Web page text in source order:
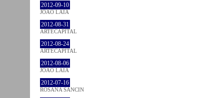
2012-09-10
JOÃO LAIA
2012-08-31
ARTECAPITAL
2012-08-24
ARTECAPITAL
2012-08-06
JOÃO LAIA
2012-07-16
ROSANA SANCIN